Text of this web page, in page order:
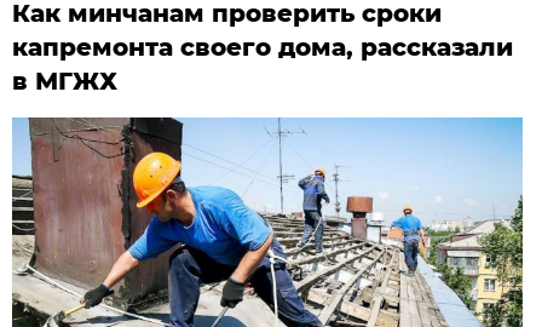
Как минчанам проверить сроки
капремонта своего дома, рассказали
в МГЖХ